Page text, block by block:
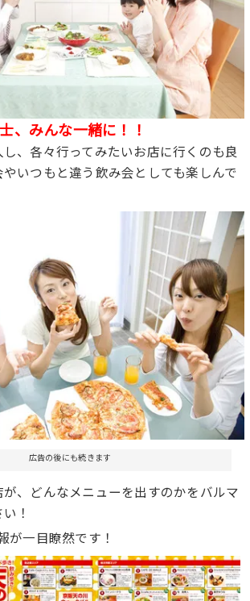
、みんな一緒に！！
、各々行ってみたいお店に行くのも良
いつもと違う飲み会としても楽しんで
広告の後にも続きます
が、どんなメニューを出すのかをバルマ
！
が一目瞭然です！